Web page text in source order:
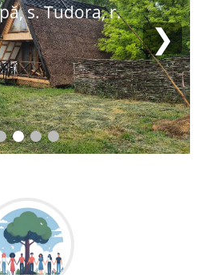
s. Tudora, r.
❯